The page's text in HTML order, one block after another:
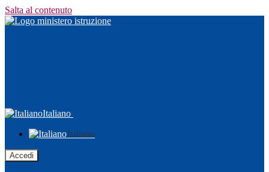
Salta al contenuto
Italiano
Italiano
Accedi